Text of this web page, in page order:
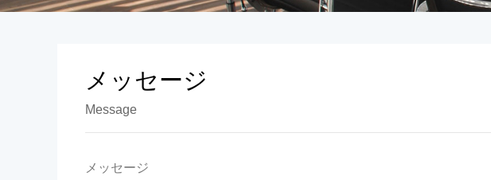
メッセージ
Message
メッセージ